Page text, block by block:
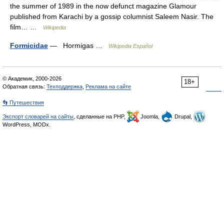
the summer of 1989 in the now defunct magazine Glamour
published from Karachi by a gossip columnist Saleem Nasir. The
film… …
Wikipedia
Formicidae — Hormigas … Wikipedia Español
18+
© Академик, 2000-2026
Обратная связь: Техподдержка Реклама на сайте
👣 Путешествия
Экспорт словарей на сайты , сделанные на PHP, Joomla,
Drupal,
WordPress, MODx.